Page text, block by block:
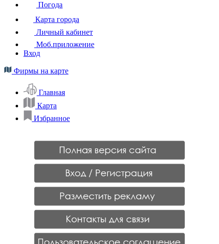
Погода
Карта города
Личный кабинет
Моб.приложение
Вход
Фирмы на карте
Главная
Карта
Избранное